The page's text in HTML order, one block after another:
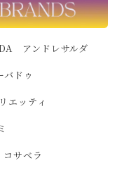
アンドレサルダ
ドゥ
ッティ
サベラ